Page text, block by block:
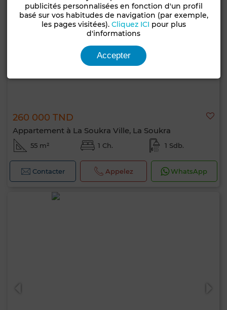
260 000 TND
Appartement à La Soukra Ville, La Soukra
55 m² 1 Ch. 1 Sdb.
Contacter Appelez WhatsApp
publicités personnalisées en fonction d'un profil
basé sur vos habitudes de navigation (par exemple,
les pages visitées). Cliquez ICI pour plus
d'informations
Accepter